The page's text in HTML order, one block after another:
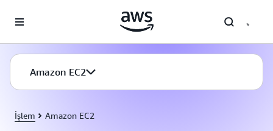
Amazon EC2
İşlem Amazon EC2